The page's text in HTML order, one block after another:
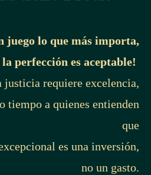
juego lo que más importa,
la perfección es aceptable!
justicia requiere excelencia,
tiempo a quienes entienden
que
es una inversión,
no un gasto.